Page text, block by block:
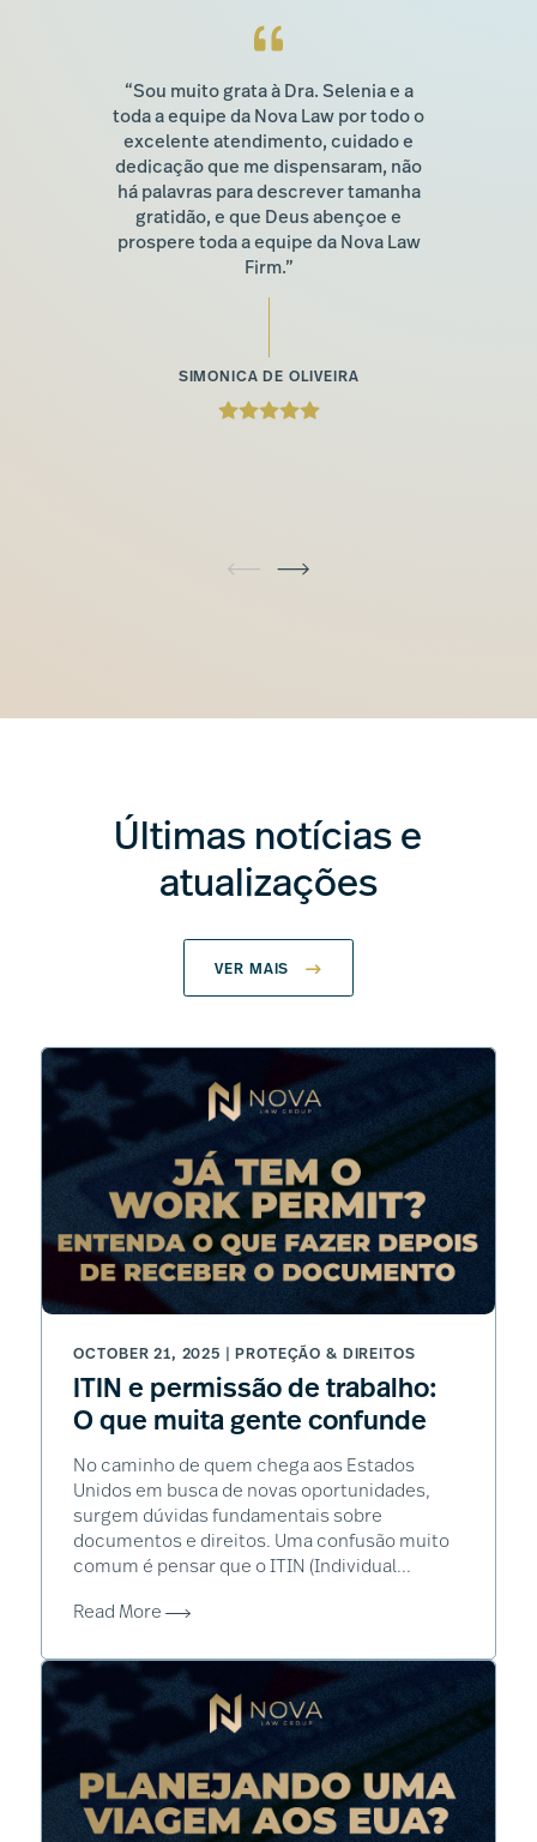
“Sou muito grata à Dra. Selenia e a
toda a equipe da Nova Law por todo o
excelente atendimento, cuidado e
dedicação que me dispensaram, não
há palavras para descrever tamanha
gratidão, e que Deus abençoe e
prospere toda a equipe da Nova Law
Firm.”
SIMONICA DE OLIVEIRA
Últimas notícias e
atualizações
VER MAIS
OCTOBER 21, 2025 | PROTEÇÃO & DIREITOS
ITIN e permissão de trabalho:
O que muita gente confunde
No caminho de quem chega aos Estados
Unidos em busca de novas oportunidades,
surgem dúvidas fundamentais sobre
documentos e direitos. Uma confusão muito
comum é pensar que o ITIN (Individual...
Read More